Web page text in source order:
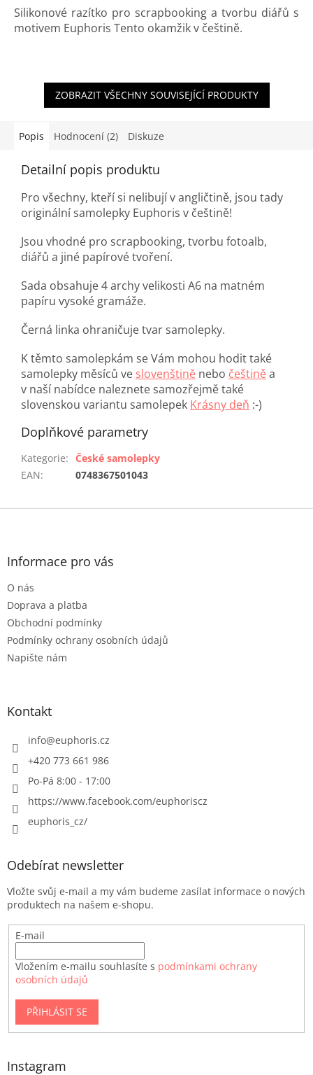
Silikonové razítko pro scrapbooking a tvorbu diářů s
motivem Euphoris Tento okamžik v češtině.
ZOBRAZIT VŠECHNY SOUVISEJÍCÍ PRODUKTY
Popis Hodnocení (2) Diskuze
Detailní popis produktu
Pro všechny, kteří si nelibují v angličtině, jsou tady
originální samolepky Euphoris v češtině!
Jsou vhodné pro scrapbooking, tvorbu fotoalb,
diářů a jiné papírové tvoření.
Sada obsahuje 4 archy velikosti A6 na matném
papíru vysoké gramáže.
Černá linka ohraničuje tvar samolepky.
K těmto samolepkám se Vám mohou hodit také
samolepky měsíců ve slovenštině nebo češtiněa
v naší nabídce naleznete samozřejmě také
slovenskou variantu samolepek Krásny deň :-)
Doplňkové parametry
Kategorie: České samolepky
EAN: 0748367501043
Z
Informace pro vás
O nás
Doprava a platba
Obchodní podmínky
Podmínky ochrany osobních údajů
Napište nám
Kontakt
info@euphoris.cz
+420 773 661 986
Po-Pá 8:00 - 17:00
https://www.facebook.com/euphoriscz
euphoris_cz/
Odebírat newsletter
Vložte svůj e-mail a my vám budeme zasílat informace o nových
produktech na našem e-shopu.
E-mail
Vložením e-mailu souhlasíte s podmínkami ochrany
osobních údajů
PŘIHLÁSIT SE
Instagram